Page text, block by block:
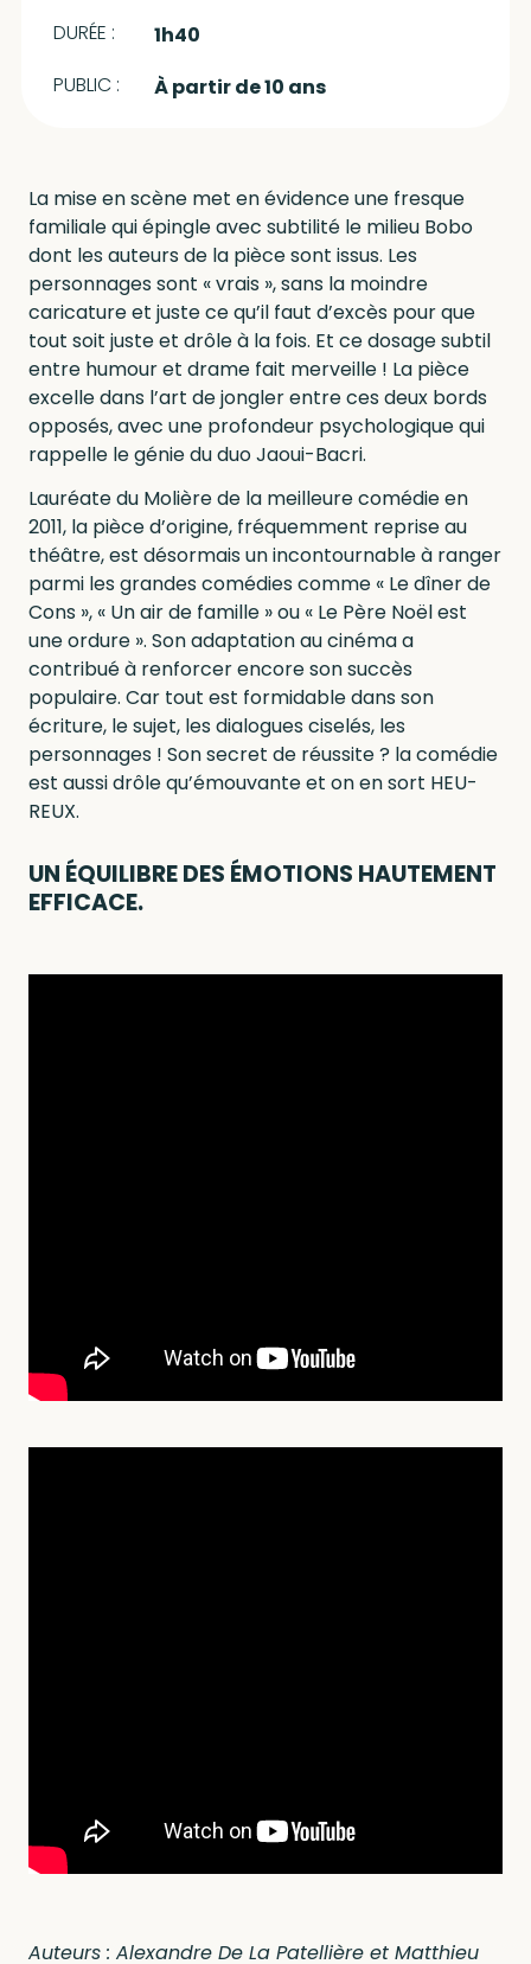
DURÉE :
1h40
PUBLIC :
À partir de 10 ans
La mise en scène met en évidence une fresque
familiale qui épingle avec subtilité le milieu Bobo
dont les auteurs de la pièce sont issus. Les
personnages sont « vrais », sans la moindre
caricature et juste ce qu’il faut d’excès pour que
tout soit juste et drôle à la fois. Et ce dosage subtil
entre humour et drame fait merveille ! La pièce
excelle dans l’art de jongler entre ces deux bords
opposés, avec une profondeur psychologique qui
rappelle le génie du duo Jaoui-Bacri.
Lauréate du Molière de la meilleure comédie en
2011, la pièce d’origine, fréquemment reprise au
théâtre, est désormais un incontournable à ranger
parmi les grandes comédies comme « Le dîner de
Cons », « Un air de famille » ou « Le Père Noël est
une ordure ». Son adaptation au cinéma a
contribué à renforcer encore son succès
populaire. Car tout est formidable dans son
écriture, le sujet, les dialogues ciselés, les
personnages ! Son secret de réussite ? la comédie
est aussi drôle qu’émouvante et on en sort HEU-
REUX.
UN ÉQUILIBRE DES ÉMOTIONS HAUTEMENT
EFFICACE.
Auteurs : Alexandre De La Patellière et Matthieu